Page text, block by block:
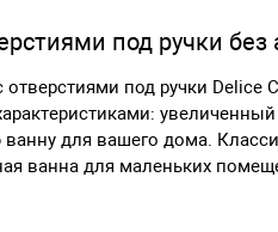
под ручки
под ручки
для вашего дома.
ванна для маленьких